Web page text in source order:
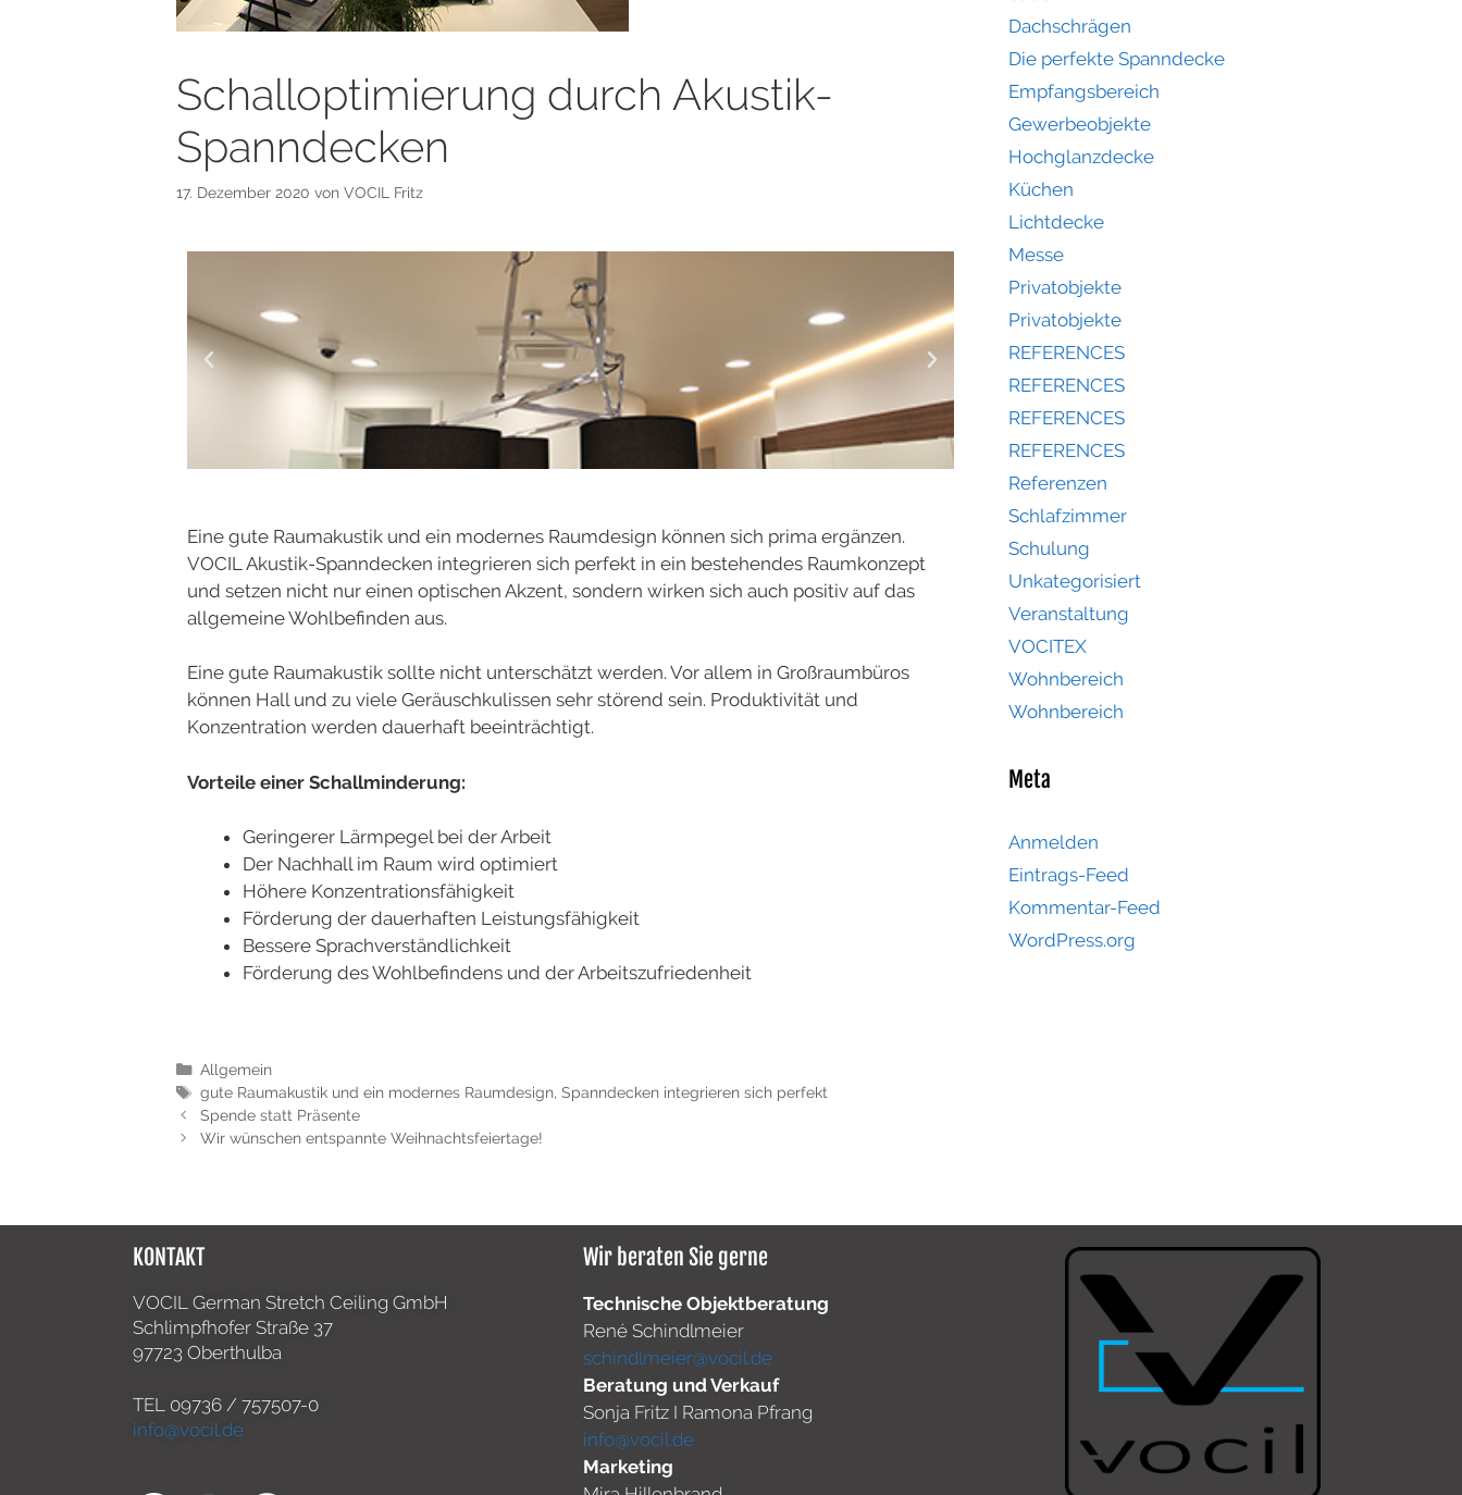
Schalloptimierung durch Akustik-
Spanndecken
17. Dezember 2020 von VOCIL Fritz
Eine gute Raumakustik und ein modernes Raumdesign können sich prima ergänzen.
VOCIL Akustik-Spanndecken integrieren sich perfekt in ein bestehendes Raumkonzept
und setzen nicht nur einen optischen Akzent, sondern wirken sich auch positiv auf das
allgemeine Wohlbefinden aus.
Eine gute Raumakustik sollte nicht unterschätzt werden. Vor allem in Großraumbüros
können Hall und zu viele Geräuschkulissen sehr störend sein. Produktivität und
Konzentration werden dauerhaft beeinträchtigt.
Vorteile einer Schallminderung:
Geringerer Lärmpegel bei der Arbeit
Der Nachhall im Raum wird optimiert
Höhere Konzentrationsfähigkeit
Förderung der dauerhaften Leistungsfähigkeit
Bessere Sprachverständlichkeit
Förderung des Wohlbefindens und der Arbeitszufriedenheit
Allgemein
gute Raumakustik und ein modernes Raumdesign, Spanndecken integrieren sich perfekt
Spende statt Präsente
Wir wünschen entspannte Weihnachtsfeiertage!
Dachschrägen
Die perfekte Spanndecke
Empfangsbereich
Gewerbeobjekte
Hochglanzdecke
Küchen
Lichtdecke
Messe
Privatobjekte
Privatobjekte
REFERENCES
REFERENCES
REFERENCES
REFERENCES
Referenzen
Schlafzimmer
Schulung
Unkategorisiert
Veranstaltung
VOCITEX
Wohnbereich
Wohnbereich
Meta
Anmelden
Eintrags-Feed
Kommentar-Feed
WordPress.org
KONTAKT
VOCIL German Stretch Ceiling GmbH
Schlimpfhofer Straße 37
97723 Oberthulba
TEL 09736 / 757507-0
info@vocil.de
Wir beraten Sie gerne
Technische Objektberatung
René Schindlmeier
schindlmeier@vocil.de
Beratung und Verkauf
Sonja Fritz I Ramona Pfrang
info@vocil.de
Marketing